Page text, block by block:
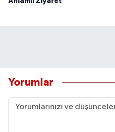
Yorumlar